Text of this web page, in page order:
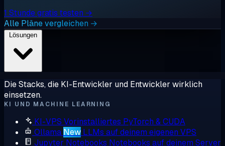
1 Stunde gratis testen →
Alle Pläne vergleichen →
Die Stacks, die KI-Entwickler und Entwickler wirklich
einsetzen.
KI UND MACHINE LEARNING
KI-VPS Vorinstalliertes PyTorch & CUDA
Ollama New LLMs auf deinem eigenen VPS
Jupyter Notebooks Notebooks auf deinem Server